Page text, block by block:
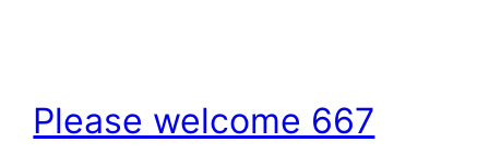
Please welcome 667